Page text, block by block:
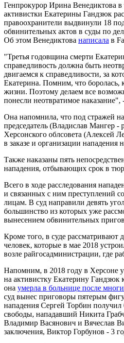
Генпрокурор Ирина Венедиктова
активистки Екатерины Гандзюк
правоохранители выдвинули 18
обвинительных актов в суды по
Об этом Венедиктова написала в
"Третья годовщина смерти
справедливость должна быть
двигаемся к справедливости, за
Екатерина. Помним, что боролась,
жизни. Поэтому делаем все
понесли неотвратимое наказание",
Она напомнила, что под стражей
председатель (Владислав Мангер -
Херсонского облсовета (Алексей
в заказе и организации нападения
Также наказаны пять
нападения, отбывающих срок в
Всего в ходе расследования
и связанных с ним преступлений
лицам. В суд направили девять
большинство из которых уже
вынесением обвинительных
Кроме того, в суде рассматривают
человек, которые в мае 2018
возле райгосадминистрации, где
Напомним, в 2018 году в Херсоне
на активистку Екатерину Гандзюк
она умерла в больнице после
суд вынес приговоры пятерым
нападения Сергей Торбин
свободы, нападавший Никита
Владимир Васянович и Вячеслав
заключения, Виктор Горбунов - 3